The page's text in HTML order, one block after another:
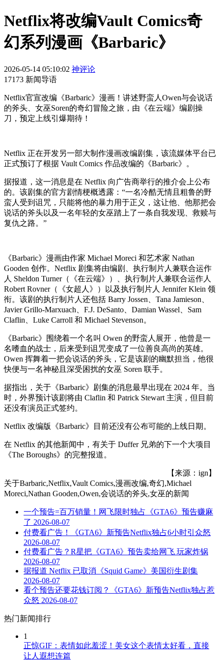
Netflix将改编Vault Comics奇
幻系列漫画《Barbaric》
2026-05-14 05:10:02 神评论
17173 新闻导语
Netflix官宣改编《Barbaric》漫画！讲述野蛮人Owen与会说话
的斧头、女巫Soren的奇幻冒险之旅，由《在云端》编剧操
刀，预定上线引爆期待！
Netflix 正在开发另一部大制作漫画改编剧集，该流媒体平台已
正式预订了根据 Vault Comics 作品改编的《Barbaric》。
据报道，这一消息是在 Netflix 向广告商举行的推介会上公布
的。该剧集的官方剧情梗概透露：“一名冷酷无情且粗鲁的野
蛮人受到诅咒，只能将他的暴力用于正义，这让他、他那把会
说话的斧头以及一名年轻的女巫踏上了一条自我发现、救赎与
复仇之路。”
《Barbaric》漫画由作家 Michael Moreci 和艺术家 Nathan
Gooden 创作。Netflix 剧集将由编剧、执行制片人兼联合运作
人 Sheldon Turner（《在云端》）、执行制片人兼联合运作人
Robert Rovner（《女超人》）以及执行制片人 Jennifer Klein 领
衔。该剧的执行制片人还包括 Barry Jossen、Tana Jamieson、
Javier Grillo-Marxuach、F.J. DeSanto、Damian Wassel、Sam
Claflin、Luke Carroll 和 Michael Stevenson。
《Barbaric》围绕着一个名叫 Owen 的野蛮人展开，他曾是一
名嗜血的战士，后来受到诅咒变成了一位善良高尚的英雄。
Owen 挥舞着一把会说话的斧头，它是该剧的幽默担当，他很
快便与一名神秘且深受困扰的女巫 Soren 联手。
据指出，关于《Barbaric》剧集的消息最早出现在 2024 年。当
时，外界预计该剧将由 Claflin 和 Patrick Stewart 主演，但目前
还没有演员正式签约。
Netflix 改编版《Barbaric》目前还没有公布可能的上线日期。
在 Netflix 的其他新闻中，有关于 Duffer 兄弟的下一个大项目
《The Boroughs》的完整报道。
【来源：ign】
关于Barbaric,Netflix,Vault Comics,漫画改编,奇幻,Michael
Moreci,Nathan Gooden,Owen,会说话的斧头,女巫的新闻
一个预告=百万销量！网飞限时独占《GTA6》预告赚麻
了 2026-08-07
付费看广告！《GTA6》新预告Netflix独占6小时引众怒
2026-08-07
付费看广告？R星把《GTA6》预告卖给网飞 玩家炸锅
2026-08-07
据报道 Netflix 已取消《Squid Game》美国衍生剧集
2026-08-07
看个预告还要花钱订阅？《GTA6》新预告Netflix独占惹
众怒 2026-08-07
热门新闻排行
1
正惊GIF：表情如此羞涩！美女这个表情太好看，直接
让人遐想连篇